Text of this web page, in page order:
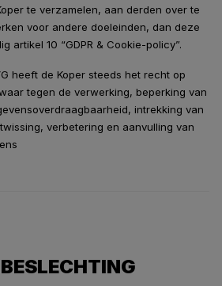
te verzamelen, aan derden over te
voor andere doeleinden, dan deze
artikel 10 “GDPR & Cookie-policy”.
heeft de Koper steeds het recht op
tegen de verwerking, beperking van
intrekking van
verbetering en aanvulling van